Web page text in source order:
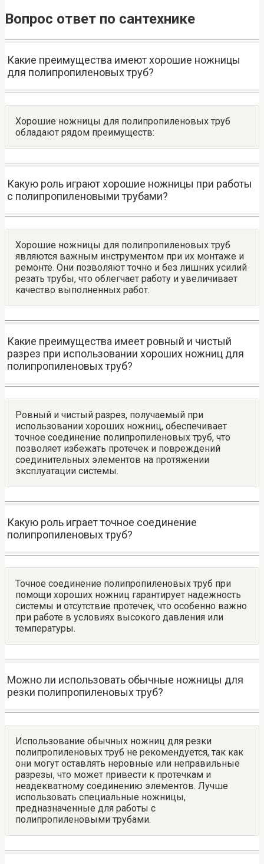
Вопрос ответ по сантехнике
Какие преимущества имеют хорошие ножницы
для полипропиленовых труб?
Хорошие ножницы для полипропиленовых труб
обладают рядом преимуществ:
Какую роль играют хорошие ножницы при работы
с полипропиленовыми трубами?
Хорошие ножницы для полипропиленовых труб
являются важным инструментом при их монтаже и
ремонте. Они позволяют точно и без лишних усилий
резать трубы, что облегчает работу и увеличивает
качество выполненных работ.
Какие преимущества имеет ровный и чистый
разрез при использовании хороших ножниц для
полипропиленовых труб?
Ровный и чистый разрез, получаемый при
использовании хороших ножниц, обеспечивает
точное соединение полипропиленовых труб, что
позволяет избежать протечек и повреждений
соединительных элементов на протяжении
эксплуатации системы.
Какую роль играет точное соединение
полипропиленовых труб?
Точное соединение полипропиленовых труб при
помощи хороших ножниц гарантирует надежность
системы и отсутствие протечек, что особенно важно
при работе в условиях высокого давления или
температуры.
Можно ли использовать обычные ножницы для
резки полипропиленовых труб?
Использование обычных ножниц для резки
полипропиленовых труб не рекомендуется, так как
они могут оставлять неровные или неправильные
разрезы, что может привести к протечкам и
неадекватному соединению элементов. Лучше
использовать специальные ножницы,
предназначенные для работы с
полипропиленовыми трубами.